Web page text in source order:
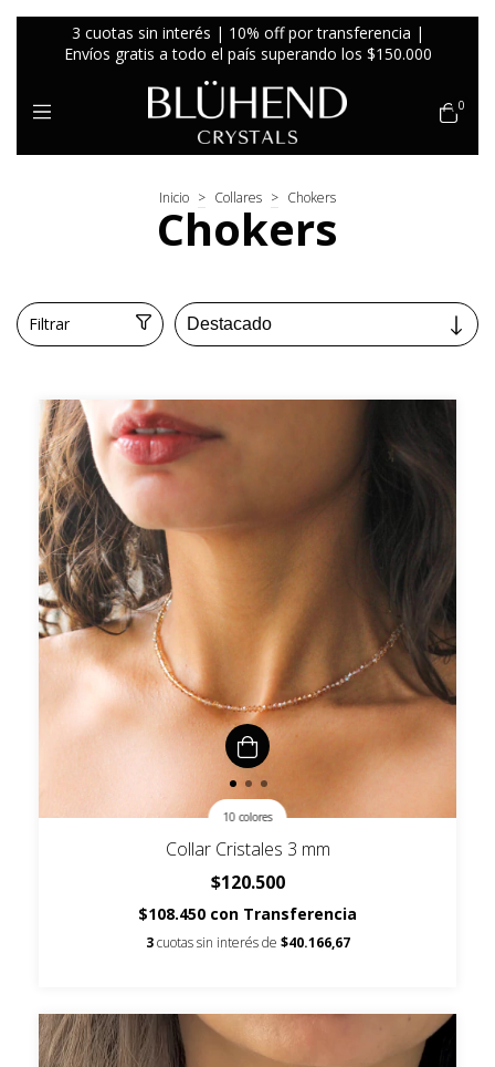
3 cuotas sin interés | 10% off por transferencia |
Envíos gratis a todo el país superando los $150.000
0
Inicio > Collares > Chokers
Chokers
Filtrar
10 colores
Collar Cristales 3 mm
$120.500
$108.450 con Transferencia
3 cuotas sin interés de $40.166,67